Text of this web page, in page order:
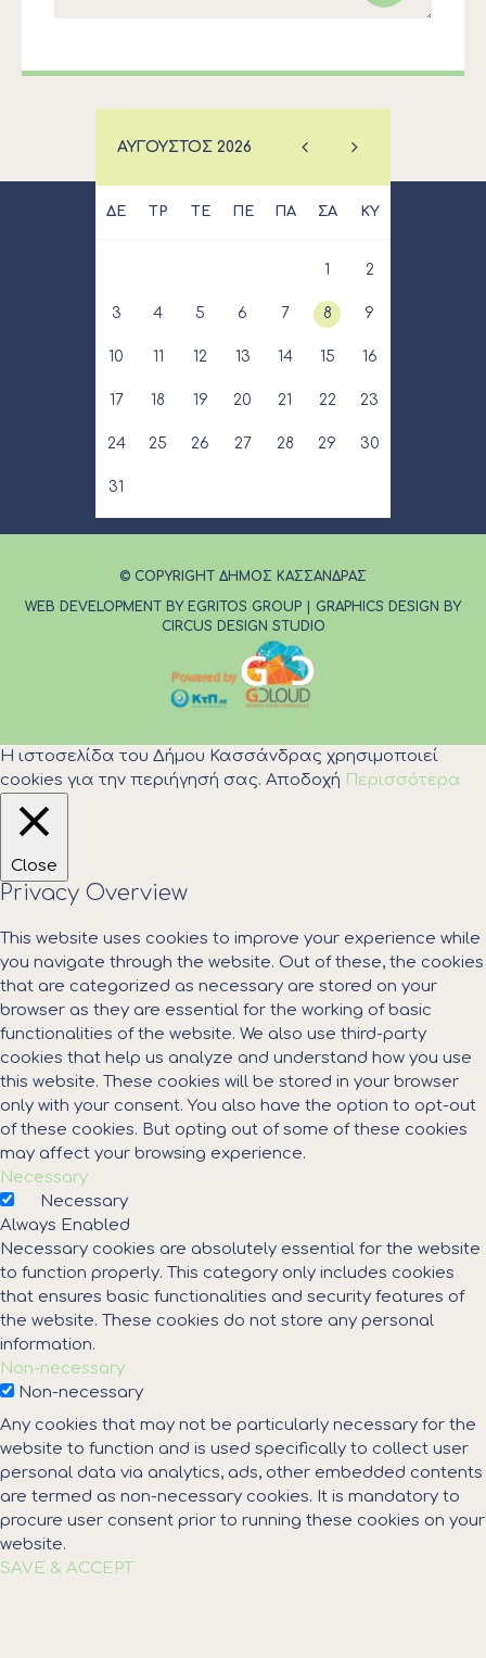
ΑΎΓΟΥΣΤΟΣ 2026
ΔΕ ΤΡ ΤΕ ΠΕ ΠΑ ΣΑ ΚΥ
1 2
3 4 5 6 7 8 9
10 11 12 13 14 15 16
17 18 19 20 21 22 23
24 25 26 27 28 29 30
31
© COPYRIGHT ΔΗΜΟΣ ΚΑΣΣΑΝΔΡΑΣ
WEB DEVELOPMENT BY EGRITOS GROUP
GRAPHICS DESIGN BY
CIRCUS DESIGN STUDIO
Η ιστοσελίδα του Δήμου Κασσάνδρας χρησιμοποιεί
cookies για την περιήγησή σας. Αποδοχή Περισσότερα
Close
Privacy Overview
This website uses cookies to improve your experience while
you navigate through the website. Out of these, the cookies
that are categorized as necessary are stored on your
browser as they are essential for the working of basic
functionalities of the website. We also use third-party
cookies that help us analyze and understand how you use
this website. These cookies will be stored in your browser
only with your consent. You also have the option to opt-out
of these cookies. But opting out of some of these cookies
may affect your browsing experience.
Necessary
Necessary
Always Enabled
Necessary cookies are absolutely essential for the website
to function properly. This category only includes cookies
that ensures basic functionalities and security features of
the website. These cookies do not store any personal
information.
Non-necessary
Non-necessary
Any cookies that may not be particularly necessary for the
website to function and is used specifically to collect user
personal data via analytics, ads, other embedded contents
are termed as non-necessary cookies. It is mandatory to
procure user consent prior to running these cookies on your
website.
SAVE & ACCEPT